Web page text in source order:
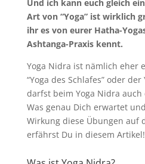
Und ich kann euch gleich
Art von “Yoga” ist wirklich
ihr es von eurer Hatha-
Ashtanga-Praxis kennt.
Yoga Nidra ist nämlich eher
“Yoga des Schlafes” oder der
darfst beim Yoga Nidra auch
Was genau Dich erwartet
Wirkung diese Übungen auf
erfährst Du in diesem